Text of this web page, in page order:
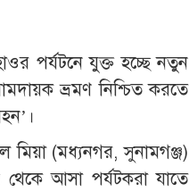
পর্যটনে যুক্ত হচ্ছে নতুন
ভ্রমণ নিশ্চিত করতে
মিয়া (মধ্যনগর, সুনামগঞ্জ)
থেকে আসা পর্যটকরা যাতে